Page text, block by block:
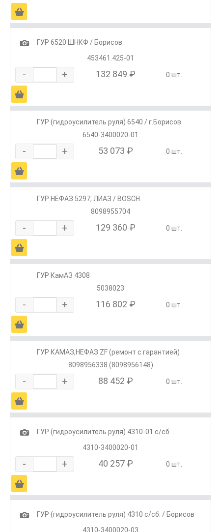
Ä
1
ГУР 6520 ШНКФ / Борисов
453461.425-01
- + 132 849 ₽ 0 шт.
Ä
ГУР (гидроусилитель руля) 6540 / г.Борисов
6540-3400020-01
- + 53 073 ₽ 0 шт.
Ä
ГУР НЕФАЗ 5297, ЛИАЗ / BOSCH
8098955704
- + 129 360 ₽ 0 шт.
Ä
ГУР КамАЗ 4308
5038023
- + 116 802 ₽ 0 шт.
Ä
ГУР КАМАЗ,НЕФАЗ ZF (ремонт с гарантией)
8098956338 (8098956148)
- + 88 452 ₽ 0 шт.
Ä
1
ГУР (гидроусилитель руля) 4310-01 с/сб.
4310-3400020-01
- + 40 257 ₽ 0 шт.
Ä
1
ГУР (гидроусилитель руля) 4310 с/сб. / Борисов
4310-3400020-03